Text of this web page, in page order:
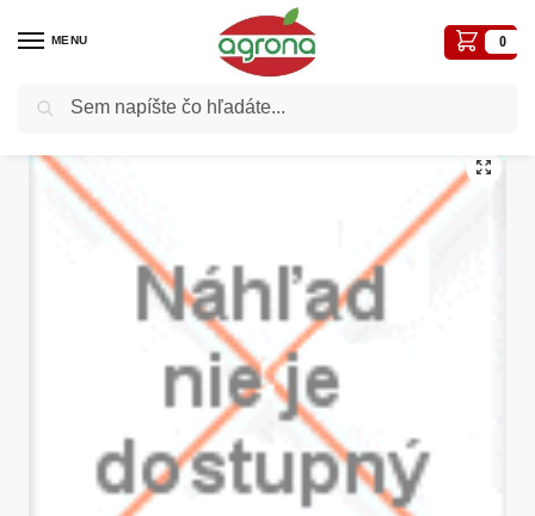
MENU 0
Domov Fiskars a Felco-vysoká kvalita / Kefa na špáry Fiskars 135522